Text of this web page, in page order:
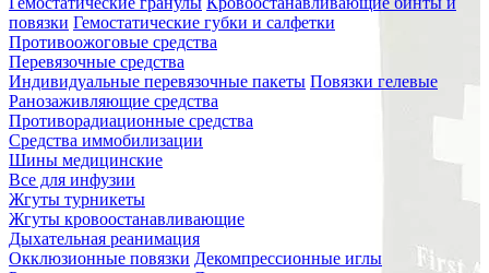
повязки Гемостатические губки и салфетки
Противоожоговые средства
Перевязочные средства
Индивидуальные перевязочные пакеты Повязки гелевые
Ранозаживляющие средства
Противорадиационные средства
Средства иммобилизации
Шины медицинские
Все для инфузии
Жгуты турникеты
Жгуты кровоостанавливающие
Дыхательная реанимация
Окклюзионные повязки Декомпрессионные иглы